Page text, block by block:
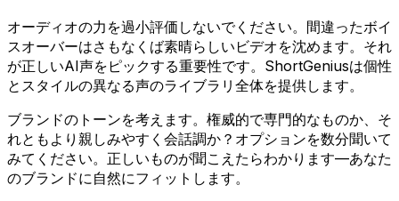
オーディオの力を過小評価しないでください。間違ったボイ
スオーバーはさもなくば素晴らしいビデオを沈めます。それ
が正しいAI声をピックする重要性です。ShortGeniusは個性
とスタイルの異なる声のライブラリ全体を提供します。
ブランドのトーンを考えます。権威的で専門的なものか、そ
れともより親しみやすく会話調か？オプションを数分聞いて
みてください。正しいものが聞こえたらわかります—あなた
のブランドに自然にフィットします。